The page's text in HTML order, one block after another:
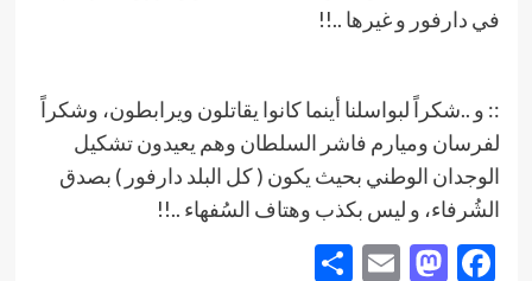
في دارفور و غيرها ..!!
:: و ..شكراً لبواسلنا أينما كانوا يقاتلون ويرابطون، وشكراً
لفرسان وميارم فاشر السلطان وهم يعيدون تشكيل
الوجدان الوطني بحيث يكون ( كل البلد دارفور ) بصدق
الشُرفاء، و ليس بكذب وهتاف السُفهاء ..!!
Facebook
Mastodon
Email